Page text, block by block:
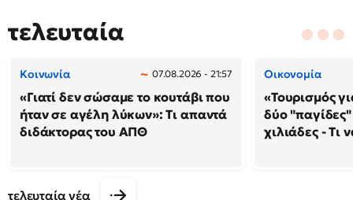
τελευταία
Κοινωνία 07.08.2026 - 21:57
«Γιατί δεν σώσαμε το κουτάβι που
ήταν σε αγέλη λύκων»: Τι απαντά
διδάκτορας του ΑΠΘ
Οικονομία
«Τουρισμός
δύο
χιλιάδες - Τι
τελευταία νέα